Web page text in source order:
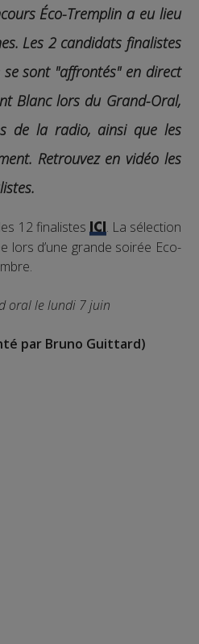
Éco-Tremplin a eu lieu
Les 2 candidats finalistes
sont "affrontés" en direct
Blanc lors du Grand-Oral,
de la radio, ainsi que les
Retrouvez en vidéo les
12 finalistes ICI . La sélection
lors d’une grande soirée Eco-
oral le lundi 7 juin
par Bruno Guittard)